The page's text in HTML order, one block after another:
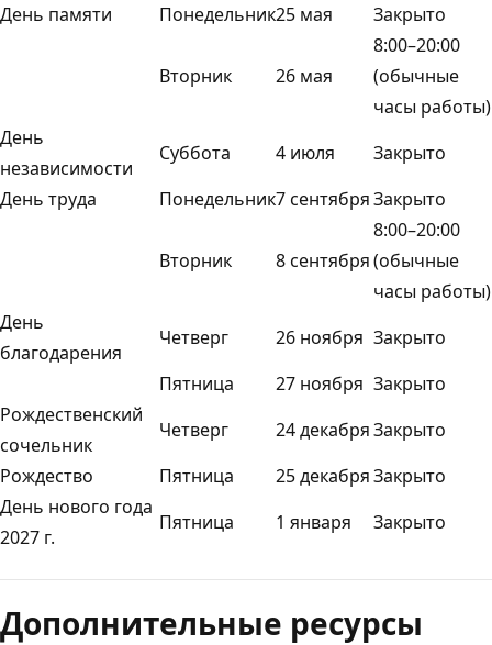
День памяти
Понедельник25 мая Закрыто
Вторник 26 мая
8:00–20:00
(обычные
часы работы)
День
независимости
Суббота 4 июля
Закрыто
День труда
Понедельник7 сентябряЗакрыто
Вторник 8 сентября
8:00–20:00
(обычные
часы работы)
День
благодарения
Четверг 26 ноября Закрыто
Пятница
27 ноября Закрыто
Рождественский
сочельник
Четверг 24 декабряЗакрыто
Рождество
Пятница 25 декабряЗакрыто
День нового года
2027 г.
Пятница 1 января
Закрыто
выключен
Дополнительные ресурсы